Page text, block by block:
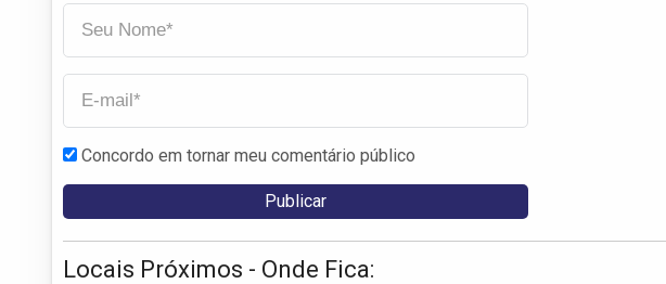
Concordo em tornar meu comentário público
Locais Próximos - Onde Fica: